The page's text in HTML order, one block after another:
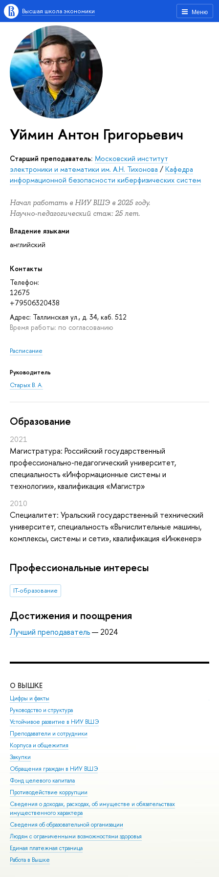
Меню
Высшая школа экономики
Уймин Антон Григорьевич
Старший преподаватель: Московский институт
электроники и математики им. А.Н. Тихонова / Кафедра
информационной безопасности киберфизических систем
Начал работать в НИУ ВШЭ в 2025 году.
Научно-педагогический стаж: 25 лет.
Владение языками
английский
Контакты
Телефон:
12675
+79506320438
Адрес: Таллинская ул., д. 34, каб. 512
Время работы: по согласованию
Расписание
Руководитель
Старых В. А.
Oбразование
2021
Магистратура: Российский государственный
профессионально-педагогический университет,
специальность «Информационные системы и
технологии», квалификация «Магистр»
2010
Специалитет: Уральский государственный технический
университет, специальность «Вычислительные машины,
комплексы, системы и сети», квалификация «Инженер»
Профессиональные интересы
IT-образование
Достижения и поощрения
Лучший преподаватель— 2024
О ВЫШКЕ
Цифры и факты
Руководство и структура
Устойчивое развитие в НИУ ВШЭ
Преподаватели и сотрудники
Корпуса и общежития
Закупки
Обращения граждан в НИУ ВШЭ
Фонд целевого капитала
Противодействие коррупции
Сведения о доходах, расходах, об имуществе и обязательствах
имущественного характера
Сведения об образовательной организации
Людям с ограниченными возможностями здоровья
Единая платежная страница
Работа в Вышке